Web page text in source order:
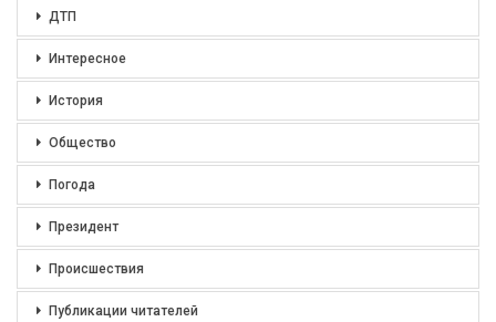
ДТП
Интересное
История
Общество
Погода
Президент
Происшествия
Публикации читателей